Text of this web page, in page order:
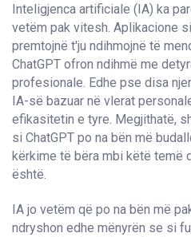
Inteligjenca artificiale (IA) ka
vetëm pak vitesh. Aplikacione
premtojnë t'ju ndihmojnë të
ChatGPT ofron ndihmë me
profesionale. Edhe pse disa
IA-së bazuar në vlerat
efikasitetin e tyre. Megjithatë,
si ChatGPT po na bën më
kërkime të bëra mbi këtë temë
është.
IA jo vetëm që po na bën më
ndryshon edhe mënyrën se si